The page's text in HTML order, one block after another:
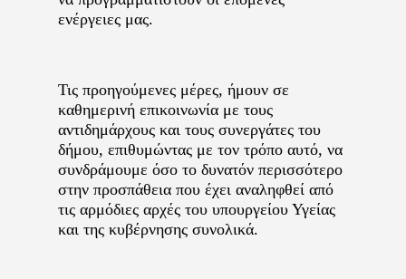
ενέργειες μας.
Τις προηγούμενες μέρες, ήμουν σε
καθημερινή επικοινωνία με τους
αντιδημάρχους και τους συνεργάτες του
δήμου, επιθυμώντας με τον τρόπο αυτό, να
συνδράμουμε όσο το δυνατόν περισσότερο
στην προσπάθεια που έχει αναληφθεί από
τις αρμόδιες αρχές του υπουργείου Υγείας
και της κυβέρνησης συνολικά.